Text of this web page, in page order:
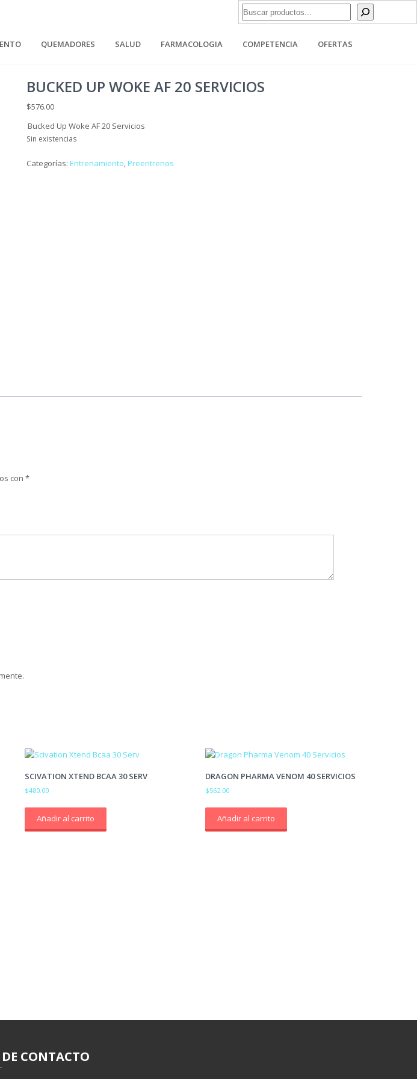
Buscar
QUEMADORES SALUD FARMACOLOGIA COMPETENCIA OFERTAS
BUCKED UP WOKE AF 20 SERVICIOS
$576.00
Bucked Up Woke AF 20 Servicios
Sin existencias
Categorías:Entrenamiento,Preentrenos
con *
SCIVATION XTEND BCAA 30 SERV
$480.00
Añadir al carrito
DRAGON PHARMA VENOM 40 SERVICIOS
$562.00
Añadir al carrito
DE CONTACTO